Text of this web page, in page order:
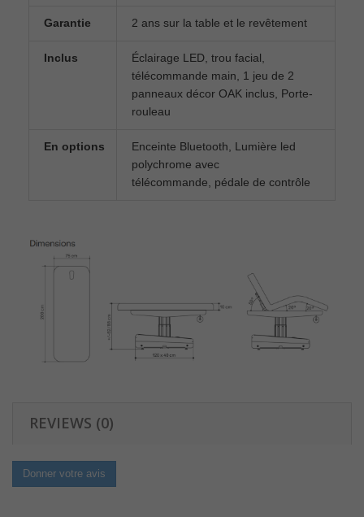
Garantie 2 ans sur la table et le revêtement
Inclus
Éclairage LED, trou facial,
télécommande main, 1 jeu de 2
panneaux décor OAK inclus, Porte-
rouleau
En options
Enceinte Bluetooth, Lumière led
polychrome avec
télécommande, pédale de contrôle
REVIEWS (0)
Donner votre avis